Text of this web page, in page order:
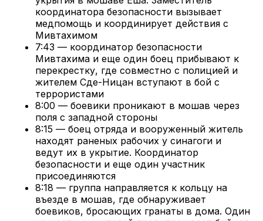
координатора безопасности вызывает
медпомощь и координирует действия с
Мивтахимом
7:43 — координатор безопасности
Мивтахима и еще один боец прибывают к
перекрестку, где совместно с полицией и
жителем Сде-Ницан вступают в бой с
террористами
8:00 — боевики проникают в мошав через
поля с западной стороны
8:15 — боец отряда и вооруженный житель
находят раненых рабочих у синагоги и
ведут их в укрытие. Координатор
безопасности и еще один участник
присоединяются
8:18 — группа направляется к кольцу на
въезде в мошав, где обнаруживает
боевиков, бросающих гранаты в дома. Один